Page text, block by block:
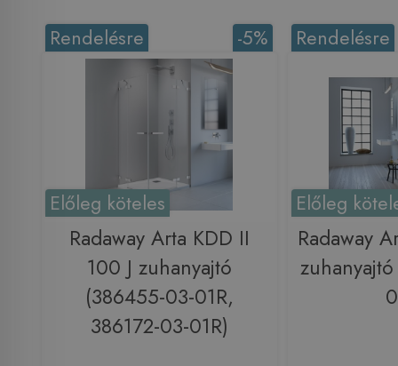
-5%
Rendelésre
Előleg köteles
Radaway Arta KDD II
100 J zuhanyajtó
(386455-03-01R,
386172-03-01R)
Rendelésre
Előleg
Radaway